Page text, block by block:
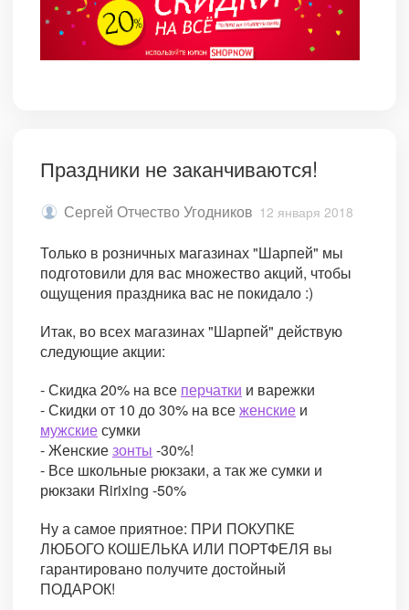
Праздники не заканчиваются!
Сергей Отчество Угодников 12 января 2018
Только в розничных магазинах "Шарпей" мы
подготовили для вас множество акций, чтобы
ощущения праздника вас не покидало :)
Итак, во всех магазинах "Шарпей" действую
следующие акции:
- Скидка 20% на все перчатки и варежки
- Скидки от 10 до 30% на всеженские и
мужскиесумки
- Женскиезонты -30%!
- Все школьные рюкзаки, а так же сумки и
рюкзаки Ririxing -50%
Ну а самое приятное: ПРИ ПОКУПКЕ
ЛЮБОГО КОШЕЛЬКА ИЛИ ПОРТФЕЛЯ вы
гарантировано получите достойный
ПОДАРОК!